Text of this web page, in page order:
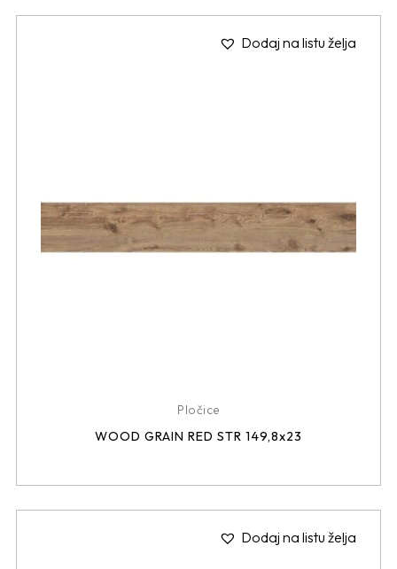
Dodaj na listu želja
Pločice
WOOD GRAIN RED STR 149,8x23
Dodaj na listu želja